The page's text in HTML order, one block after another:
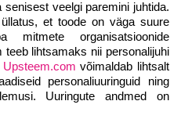
veelgi paremini juhtida.
et toode on väga suure
organisatsioonide
teeb lihtsamaks nii personalijuhi
Upsteem.com võimaldab lihtsalt
personaliuuringuid ning
Uuringute andmed on